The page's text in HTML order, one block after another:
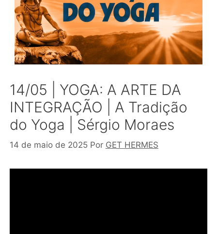
14/05 | YOGA: A ARTE DA
INTEGRAÇÃO | A Tradição
do Yoga | Sérgio Moraes
14 de maio de 2025 Por GET HERMES